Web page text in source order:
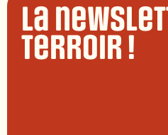
La
terroir !